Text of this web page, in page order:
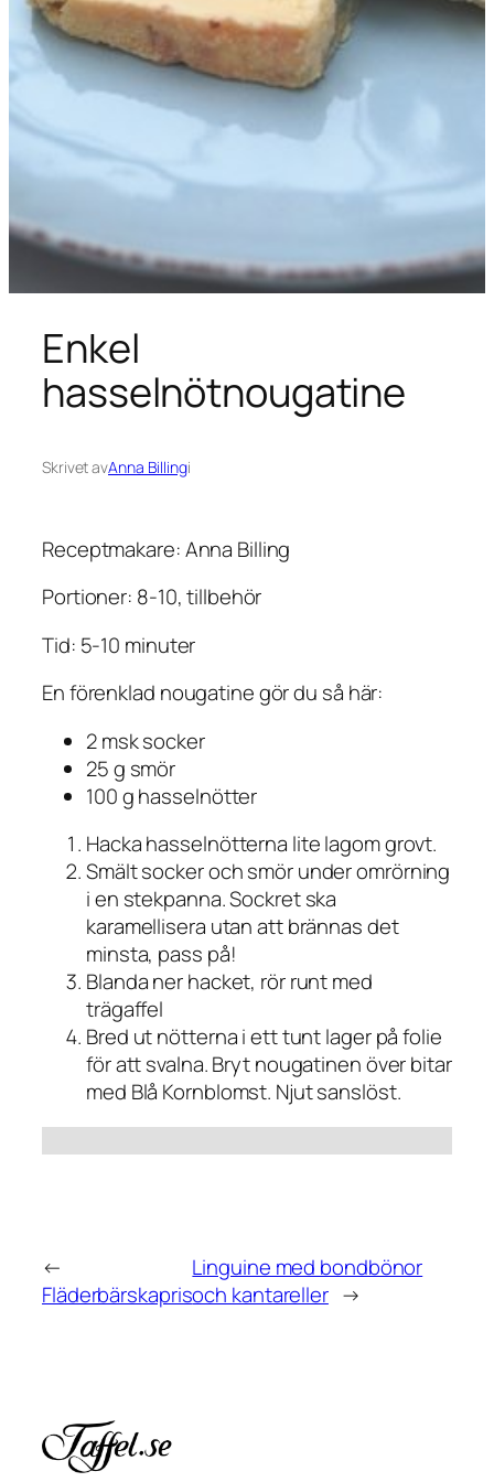
Enkel
hasselnötnougatine
Skrivet avAnna Billingi
Receptmakare: Anna Billing
Portioner: 8-10, tillbehör
Tid: 5-10 minuter
En förenklad nougatine gör du så här:
2 msk socker
25 g smör
100 g hasselnötter
Hacka hasselnötterna lite lagom grovt.
Smält socker och smör under omrörning
i en stekpanna. Sockret ska
karamellisera utan att brännas det
minsta, pass på!
Blanda ner hacket, rör runt med
trägaffel
Bred ut nötterna i ett tunt lager på folie
för att svalna. Bryt nougatinen över bitar
med Blå Kornblomst. Njut sanslöst.
←
Fläderbärskapris
Linguine med bondbönor
och kantareller →